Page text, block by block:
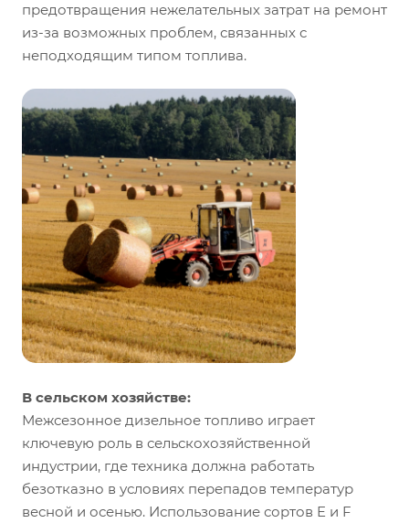
предотвращения нежелательных затрат на ремонт
из-за возможных проблем, связанных с
неподходящим типом топлива.
В сельском хозяйстве:
Межсезонное дизельное топливо играет
ключевую роль в сельскохозяйственной
индустрии, где техника должна работать
безотказно в условиях перепадов температур
весной и осенью. Использование сортов E и F